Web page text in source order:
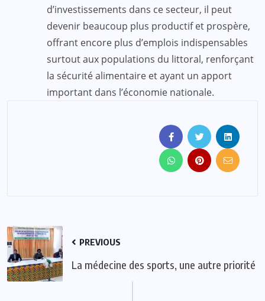
d’investissements dans ce secteur, il peut
devenir beaucoup plus productif et prospère,
offrant encore plus d’emplois indispensables
surtout aux populations du littoral, renforçant
la sécurité alimentaire et ayant un apport
important dans l’économie nationale.
PREVIOUS
La médecine des sports, une autre priorité